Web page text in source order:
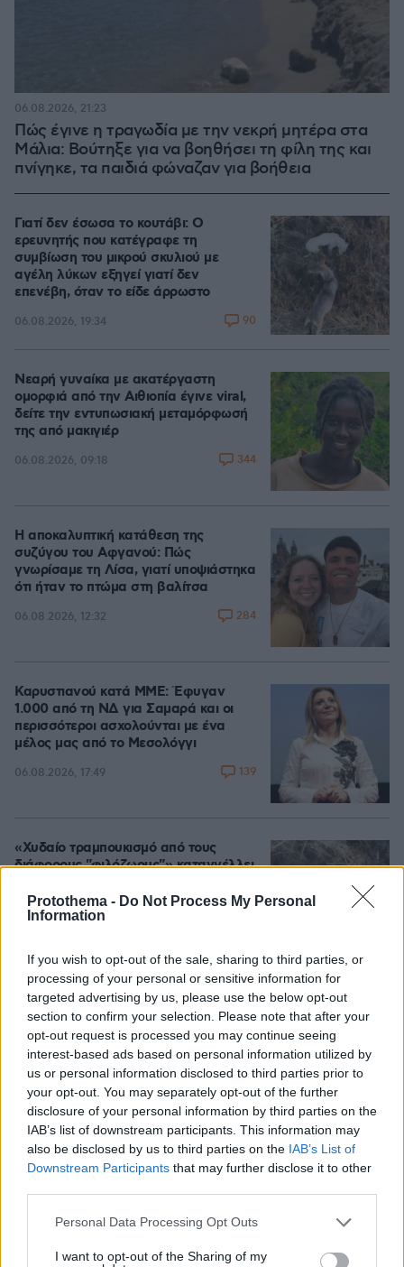
Protothema - Do Not Process My Personal
Information
If you wish to opt-out of the sale, sharing to third parties, or
processing of your personal or sensitive information for
targeted advertising by us, please use the below opt-out
section to confirm your selection. Please note that after your
opt-out request is processed you may continue seeing
interest-based ads based on personal information utilized by
us or personal information disclosed to third parties prior to
your opt-out. You may separately opt-out of the further
disclosure of your personal information by third parties on the
IAB’s list of downstream participants. This information may
also be disclosed by us to third parties on the IAB’s List of
Downstream Participants that may further disclose it to other
Please note that this website/app uses one or more Google
not limited to your visit or usage behaviour. You may click to
Personal Data Processing Opt Outs
I want to opt-out of the Sharing of my
Πώς έγινε η τραγωδία με την νεκρή μητέρα στα
Μάλια: Βούτηξε για να βοηθήσει τη φίλη της και
πνίγηκε, τα παιδιά φώναζαν για βοήθεια
06.08.2026, 21:23
Γιατί δεν έσωσα το κουτάβι: Ο
ερευνητής που κατέγραφε τη
συμβίωση του μικρού σκυλιού με
αγέλη λύκων εξηγεί γιατί δεν
επενέβη, όταν το είδε άρρωστο
06.08.2026, 19:34 90
Νεαρή γυναίκα με ακατέργαστη
ομορφιά από την Αιθιοπία έγινε viral,
δείτε την εντυπωσιακή μεταμόρφωσή
της από μακιγιέρ
06.08.2026, 09:18 344
Η αποκαλυπτική κατάθεση της
συζύγου του Αφγανού: Πώς
γνωρίσαμε τη Λίσα, γιατί υποψιάστηκα
ότι ήταν το πτώμα στη βαλίτσα
06.08.2026, 12:32 284
Καρυστιανού κατά ΜΜΕ: Έφυγαν
1.000 από τη ΝΔ για Σαμαρά και οι
περισσότεροι ασχολούνται με ένα
μέλος μας από το Μεσολόγγι
06.08.2026, 17:49 139
«Χυδαίο τραμπουκισμό από τους
διάφορους "φιλόζωους"» καταγγέλλει
θάνατο του κουταβιού που ζούσε με
αγέλη λύκων
Για πέμπτη συνεχόμενη χρονιά στο
ΠΑΓΝΗ ο Βλαδίμηρος Κυριακίδης,
βρέθηκε κοντά στα παιδιά και άκουσε
τις ιστορίες τους
06.08.2026, 17:38
Games